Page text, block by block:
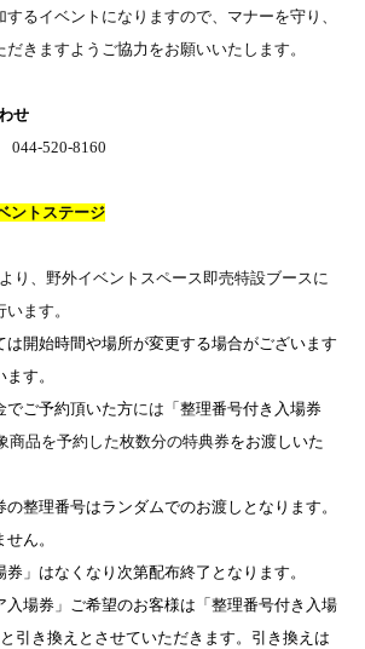
するイベントになりますので、マナーを守り、
きますようご協力をお願いいたします。
せ
044-520-8160
ントステージ
より、野外イベントスペース即売特設ブースに
ます。
は開始時間や場所が変更する場合がございます
す。
でご予約頂いた方には 「整理番号付き入場券
商品を予約した枚数分の特典券をお渡しいた
の整理番号はランダムでのお渡しとなります。
ん。
券」はなくなり次第配布終了となります。
入場券」ご希望のお客様は 「整理番号付き入場
引き換えとさせていただきます。引き換えは